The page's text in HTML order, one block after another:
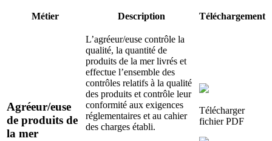
Métier Description Téléchargement
Agréeur/euse
de produits de
la mer
L’agréeur/euse contrôle la
qualité, la quantité de
produits de la mer livrés et
effectue l’ensemble des
contrôles relatifs à la qualité
des produits et contrôle leur
conformité aux exigences
réglementaires et au cahier
des charges établi.
Télécharger
fichierPDF